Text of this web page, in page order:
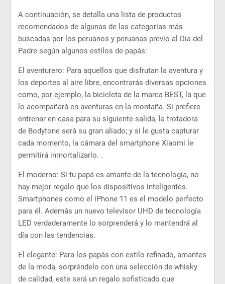
A continuación, se detalla una lista de productos
recomendados de algunas de las categorías más
buscadas por los peruanos y peruanas previo al Día del
Padre según algunos estilos de papás:
El aventurero: Para aquellos que disfrutan la aventura y
los deportes al aire libre, encontrarás diversas opciones
como, por ejemplo, la bicicleta de la marca BEST, la que
lo acompañará en aventuras en la montaña. Si prefiere
entrenar en casa para su siguiente salida, la trotadora
de Bodytone será su gran aliado; y si le gusta capturar
cada momento, la cámara del smartphone Xiaomi le
permitirá inmortalizarlo. .
El moderno: Si tu papá es amante de la tecnología, no
hay mejor regalo que los dispositivos inteligentes.
Smartphones como el iPhone 11 es el modelo perfecto
para él. Además un nuevo televisor UHD de tecnología
LED verdaderamente lo sorprenderá y lo mantendrá al
día con las tendencias.
El elegante: Para los papás con estilo refinado, amantes
de la moda, sorpréndelo con una selección de whisky
de calidad, este será un regalo sofisticado que